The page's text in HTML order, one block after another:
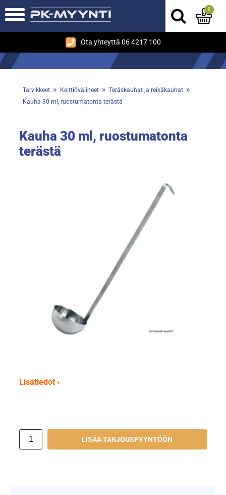
Ota yhteyttä 06 4217 100
0
Tarvikkeet » Keittiövälineet » Teräskauhat ja reikäkauhat »
Kauha 30 ml, ruostumatonta terästä
Kauha 30 ml, ruostumatonta
terästä
Lisätiedot ›
LISÄÄ TARJOUSPYYNTÖÖN